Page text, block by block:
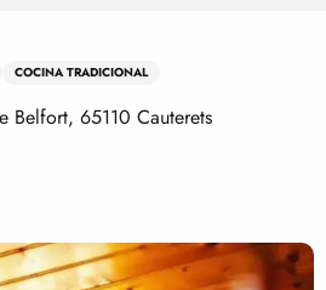
COCINA TRADICIONAL
Belfort, 65110 Cauterets
favoris